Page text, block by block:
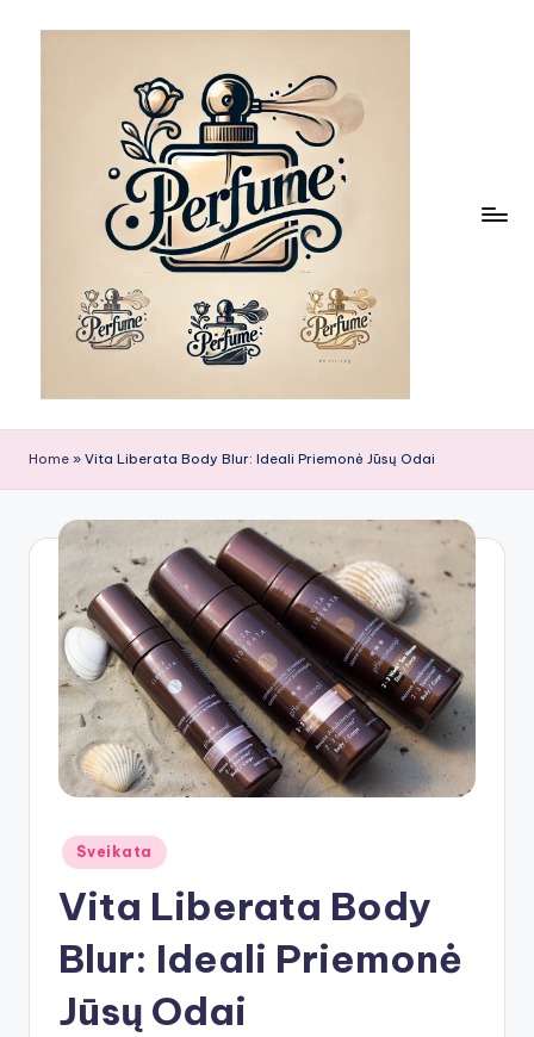
Home » Vita Liberata Body Blur: Ideali Priemonė Jūsų Odai
Posted
in
Sveikata
Vita Liberata Body
Blur: Ideali Priemonė
Jūsų Odai